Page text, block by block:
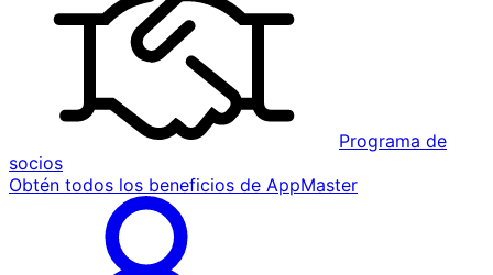
Programa de
socios
Obtén todos los beneficios de AppMaster